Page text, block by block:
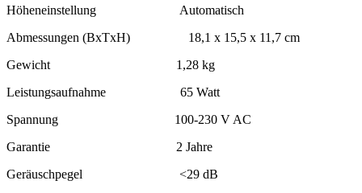
Höheneinstellung Automatisch
Abmessungen (BxTxH) 18,1 x 15,5 x 11,7 cm
Gewicht 1,28 kg
Leistungsaufnahme 65 Watt
Spannung 100-230 V AC
Garantie 2 Jahre
Geräuschpegel <29 dB